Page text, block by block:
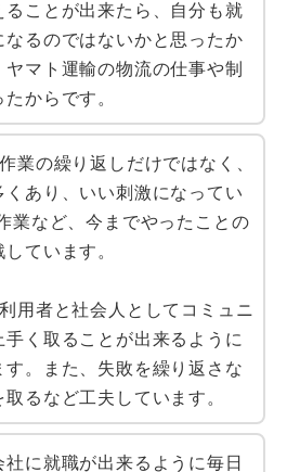
ることが出来たら、自分も就
なるのではないかと思ったか
ヤマト運輸の物流の仕事や制
からです。
業の繰り返しだけではなく、
くあり、いい刺激になってい
業など、今までやったことの
ています。
用者と社会人としてコミュニ
手く取ることが出来るように
す。また、失敗を繰り返さな
るなど工夫しています。
社に就職が出来るように毎日